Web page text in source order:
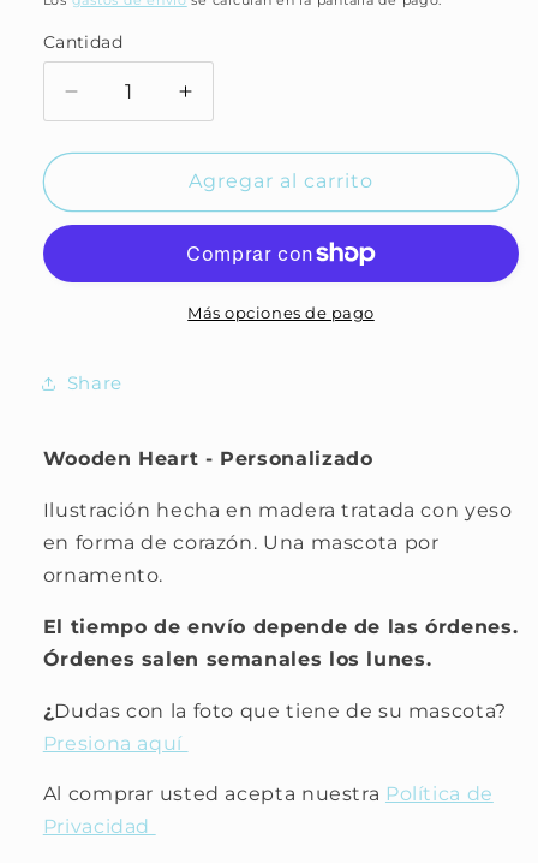
Cantidad
Reducir
cantidad
para
Heart
-
Personalizado
Aumentar
cantidad
para
Wooden
Heart
Personalizado
Agregar al carrito
Más opciones de pago
Share
Wooden Heart - Personalizado
Ilustración hecha en madera tratada con yeso
en forma de corazón. Una mascota por
ornamento.
El tiempo de envío depende de las órdenes.
Órdenes salen semanales los lunes.
¿Dudas con la foto que tiene de su mascota?
Presiona aquí
Al comprar usted acepta nuestra Política de
Privacidad